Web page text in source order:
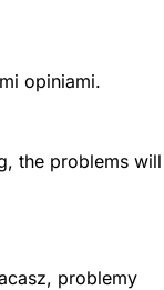
opiniami.
the problems will
problemy